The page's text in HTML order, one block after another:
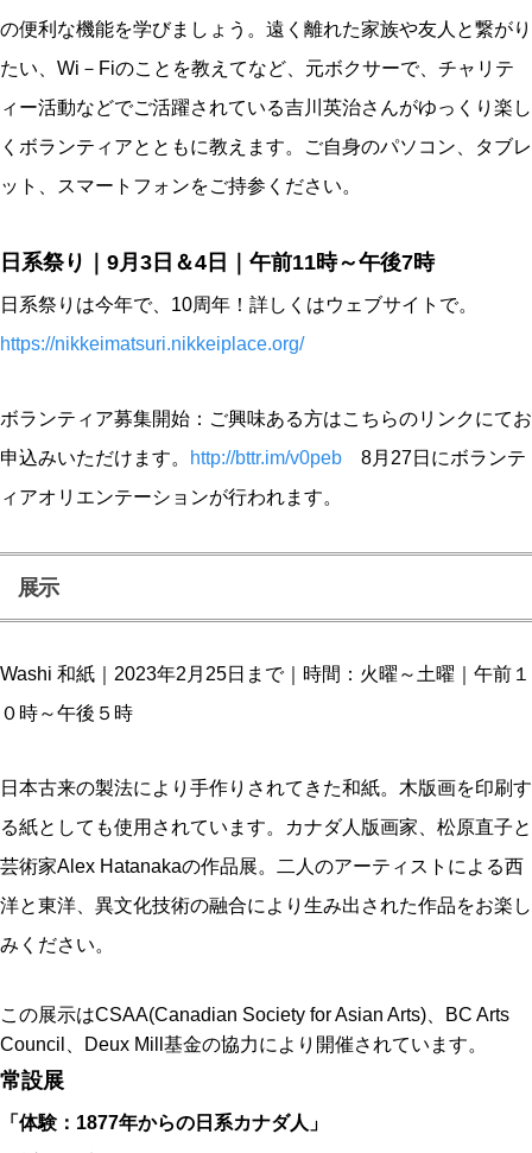
の便利な機能を学びましょう。遠く離れた家族や友人と繋がり
たい、Wi－Fiのことを教えてなど、元ボクサーで、チャリテ
ィー活動などでご活躍されている吉川英治さんがゆっくり楽し
くボランティアとともに教えます。ご自身のパソコン、タブレ
ット、スマートフォンをご持参ください。
日系祭り｜9月3日＆4日｜午前11時～午後7時
日系祭りは今年で、10周年！詳しくはウェブサイトで。
https://nikkeimatsuri.nikkeiplace.org/
ボランティア募集開始：ご興味ある方はこちらのリンクにてお
申込みいただけます。
http://bttr.im/v0peb 8月27日にボランテ
ィアオリエンテーションが行われます。
展示
Washi 和紙｜2023年2月25日 まで｜時間：火曜～土曜｜午前１
０時～午後５時
日本古来の製法により手作りされてきた和紙。木版画を印刷す
る紙としても使用されています。カナダ人版画家、松原直子と
芸術家Alex Hatanakaの作品展。二人のアーティストによる西
洋と東洋、異文化技術の融合により生み出された作品をお楽し
みください。
この展示はCSAA(Canadian Society for Asian Arts)、BC Arts
Council、Deux Mill基金の協力により開催されています。
常設展
「体験：1877年からの日系カナダ人」